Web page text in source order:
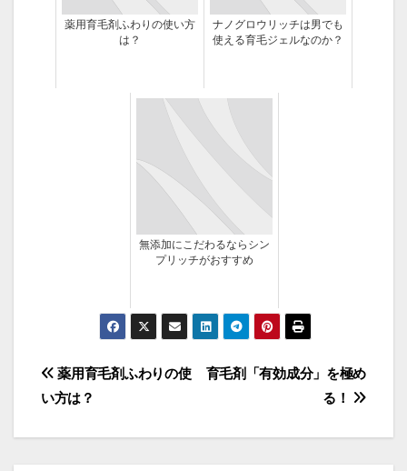
薬用育毛剤ふわりの使い方
は？
ナノグロウリッチは男でも
使える育毛ジェルなのか？
無添加にこだわるならシン
プリッチがおすすめ
投
稿
育毛剤「有効成分」を極め
る！
薬用育毛剤ふわりの使
い方は？